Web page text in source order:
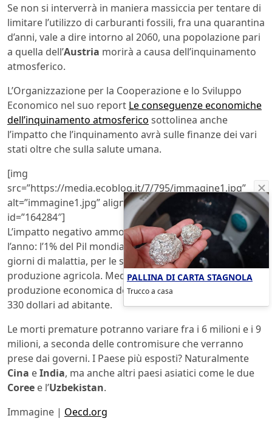
Se non si interverrà in maniera massiccia per tentare di
limitare l’utilizzo di carburanti fossili, fra una quarantina
d’anni, vale a dire intorno al 2060, una popolazione pari
a quella dell’Austria morirà a causa dell’inquinamento
atmosferico.
L’Organizzazione per la Cooperazione e lo Sviluppo
Economico nel suo report Le conseguenze economiche
dell’inquinamento atmosferico sottolinea anche
l’impatto che l’inquinamento avrà sulle finanze dei vari
stati oltre che sulla salute umana.
[img
src=”https://media.ecoblog.it/7/795/immagine1.jpg”
alt=”immagine1.jpg” align=”center” size=”large”
id=”164284″]
L’impatto negativo ammonterà a 2600 miliardi di dollari
l’anno: l’1% del Pil mondiale se ne andrà in fumo per i
giorni di malattia, per le spese sanitarie e per la ridotta
produzione agricola. Mediamente la riduzione della
produzione economica dovuta all’inquinamento sarà di
330 dollari ad abitante.
Le morti premature potranno variare fra i 6 milioni e i 9
milioni, a seconda delle contromisure che verranno
prese dai governi. I Paese più esposti? Naturalmente
Cina eIndia, ma anche altri paesi asiatici come le due
Coree e l’Uzbekistan.
Immagine | Oecd.org
PALLINA DI CARTA STAGNOLA
Trucco a casa